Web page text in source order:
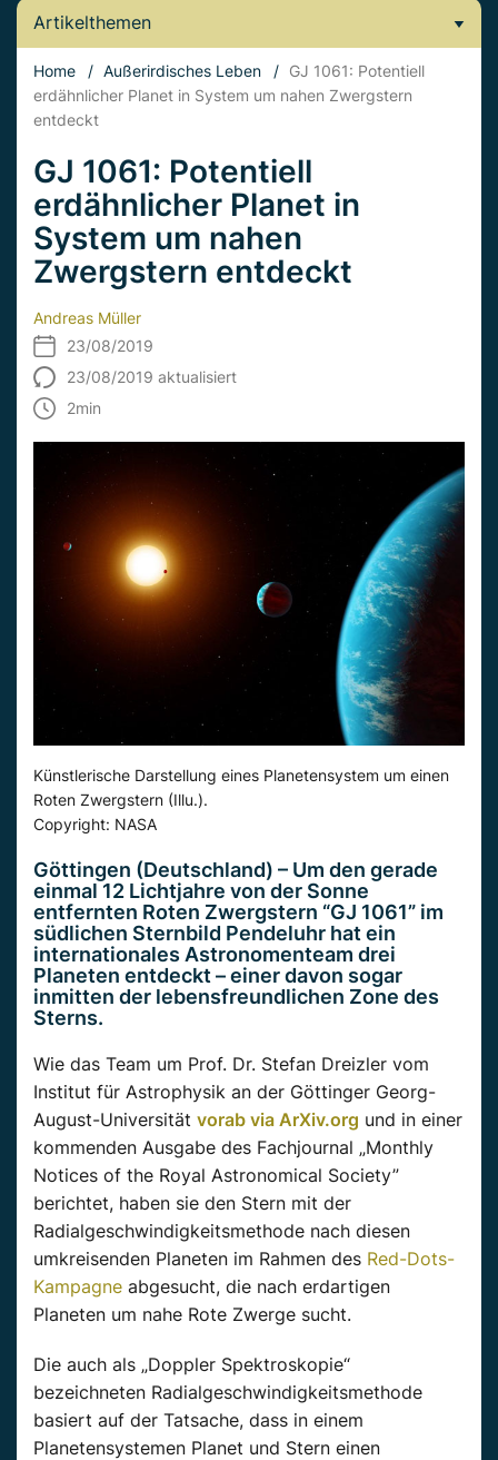
Artikelthemen
Home / Außerirdisches Leben / GJ 1061: Potentiell
erdähnlicher Planet in System um nahen Zwergstern
entdeckt
GJ 1061: Potentiell
erdähnlicher Planet in
System um nahen
Zwergstern entdeckt
Andreas Müller
23/08/2019
23/08/2019 aktualisiert
2min
Künstlerische Darstellung eines Planetensystem um einen
Roten Zwergstern (Illu.).
Copyright: NASA
Göttingen (Deutschland) – Um den gerade
einmal 12 Lichtjahre von der Sonne
entfernten Roten Zwergstern “GJ 1061” im
südlichen Sternbild Pendeluhr hat ein
internationales Astronomenteam drei
Planeten entdeckt – einer davon sogar
inmitten der lebensfreundlichen Zone des
Sterns.
Wie das Team um Prof. Dr. Stefan Dreizler vom
Institut für Astrophysik an der Göttinger Georg-
August-Universität vorab via ArXiv.org und in einer
kommenden Ausgabe des Fachjournal „Monthly
Notices of the Royal Astronomical Society”
berichtet, haben sie den Stern mit der
Radialgeschwindigkeitsmethode nach diesen
umkreisenden Planeten im Rahmen des Red-Dots-
Kampagne abgesucht, die nach erdartigen
Planeten um nahe Rote Zwerge sucht.
Die auch als „Doppler Spektroskopie“
bezeichneten Radialgeschwindigkeitsmethode
basiert auf der Tatsache, dass in einem
Planetensystemen Planet und Stern einen